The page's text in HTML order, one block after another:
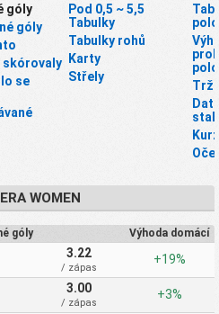
góly
góly
skórovaly
se
Pod 0,5 ~ 5,5
Tabulky
Tabulky rohů
Karty
Střely
WOMEN
góly Výhoda domácí
3.22
/ zápas
+19%
3.00
/ zápas
+3%